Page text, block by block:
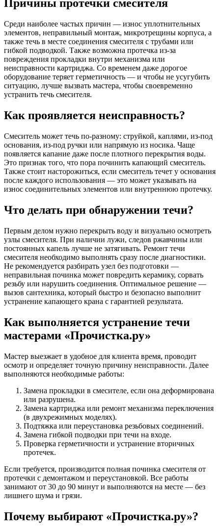
Причины протечки смесителя
Среди наиболее частых причин — износ уплотнительных
элементов, неправильный монтаж, микротрещины корпуса, а
также течь в месте соединения смесителя с трубами или
гибкой подводкой. Также возможна протечка из-за
повреждения прокладки внутри механизма или
неисправности картриджа. Со временем даже дорогое
оборудование теряет герметичность — и чтобы не усугубить
ситуацию, лучше вызвать мастера, чтобы своевременно
устранить течь смесителя.
Как проявляется неисправность?
Смеситель может течь по-разному: струйкой, каплями, из-под
основания, из-под ручки или напрямую из носика. Чаще
появляется капание даже после плотного перекрытия воды.
Это признак того, что пора починить капающий смеситель.
Также стоит насторожиться, если смеситель течет у основания
после каждого использования — это может указывать на
износ соединительных элементов или внутреннюю протечку.
Что делать при обнаружении течи?
Первым делом нужно перекрыть воду и визуально осмотреть
узлы смесителя. При наличии лужи, следов ржавчины или
постоянных капель лучше не затягивать. Ремонт течи
смесителя необходимо выполнять сразу после диагностики.
Не рекомендуется разбирать узел без подготовки —
неправильная починка может повредить керамику, сорвать
резьбу или нарушить соединения. Оптимальное решение —
вызов сантехника, который быстро и безопасно выполнит
устранение капающего крана с гарантией результата.
Как выполняется устранение течи
мастерами «Прочистка.ру»
Мастер выезжает в удобное для клиента время, проводит
осмотр и определяет точную причину неисправности. Далее
выполняются необходимые работы:
Замена прокладки в смесителе, если она деформирована
или разрушена.
Замена картриджа или ремонт механизма переключения
(в двухрежимных моделях).
Подтяжка или переустановка резьбовых соединений.
Замена гибкой подводки при течи на входе.
Проверка герметичности и устранение вторичных
протечек.
Если требуется, производится полная починка смесителя от
протечки с демонтажом и переустановкой. Все работы
занимают от 30 до 90 минут и выполняются на месте — без
лишнего шума и грязи.
Почему выбирают «Прочистка.ру»?